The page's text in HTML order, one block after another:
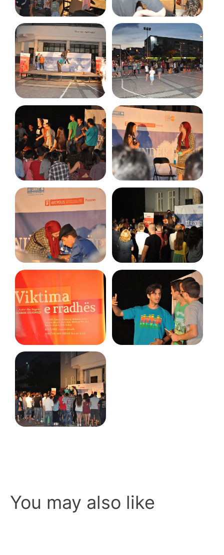
You may also like